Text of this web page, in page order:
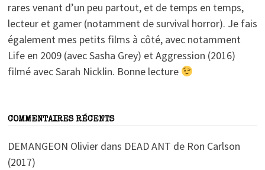
rares venant d’un peu partout, et de temps en temps,
lecteur et gamer (notamment de survival horror). Je fais
également mes petits films à côté, avec notamment
Life en 2009 (avec Sasha Grey) et Aggression (2016)
filmé avec Sarah Nicklin. Bonne lecture
COMMENTAIRES RÉCENTS
DEMANGEON Olivierdans DEAD ANT de Ron Carlson
(2017)